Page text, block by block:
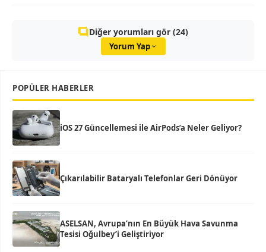
Diğer yorumları gör (24)
Yorum Yap
POPÜLER HABERLER
iOS 27 Güncellemesi ile AirPods’a Neler Geliyor?
Çıkarılabilir Bataryalı Telefonlar Geri Dönüyor
ASELSAN, Avrupa’nın En Büyük Hava Savunma
Tesisi Oğulbey’i Geliştiriyor